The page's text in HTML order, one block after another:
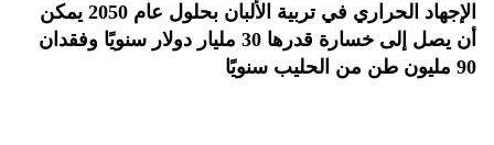
الإجهاد الحراري في تربية الألبان بحلول عام 2050 يمكن
أن يصل إلى خسارة قدرها 30 مليار دولار سنويًا وفقدان
90 مليون طن من الحليب سنويًا